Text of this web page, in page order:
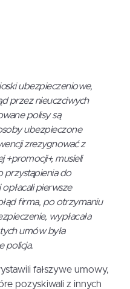
ubezpieczeniowe,
przez nieuczciwych
polisy są
ubezpieczone
zrezygnować z
+promocji+, musieli
przystąpienia do
pierwsze
firma, po otrzymaniu
wypłacała
umów była
policja.
fałszywe umowy,
pozyskiwali z innych